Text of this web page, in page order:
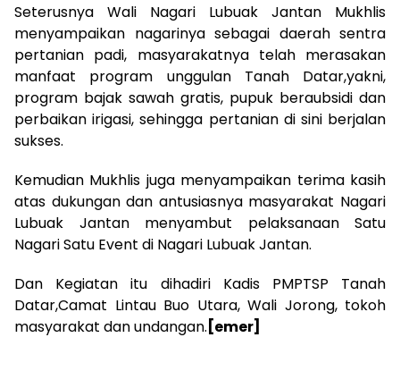
Seterusnya Wali Nagari Lubuak Jantan Mukhlis
menyampaikan nagarinya sebagai daerah sentra
pertanian padi, masyarakatnya telah merasakan
manfaat program unggulan Tanah Datar,yakni,
program bajak sawah gratis, pupuk beraubsidi dan
perbaikan irigasi, sehingga pertanian di sini berjalan
sukses.
Kemudian Mukhlis juga menyampaikan terima kasih
atas dukungan dan antusiasnya masyarakat Nagari
Lubuak Jantan menyambut pelaksanaan Satu
Nagari Satu Event di Nagari Lubuak Jantan.
Dan Kegiatan itu dihadiri Kadis PMPTSP Tanah
Datar,Camat Lintau Buo Utara, Wali Jorong, tokoh
masyarakat dan undangan. [emer]